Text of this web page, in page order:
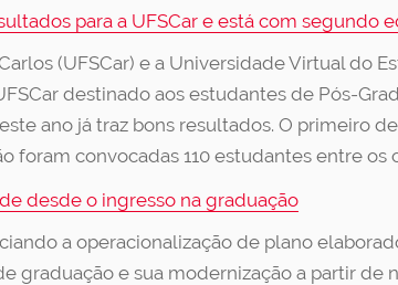
para a UFSCar e está com segundo
(UFSCar) e a Universidade Virtual do
destinado aos estudantes de Pós-
ano já traz bons resultados. O primeiro
foram convocadas 110 estudantes entre
desde o ingresso na graduação
a operacionalização de plano
graduação e sua modernização a partir de